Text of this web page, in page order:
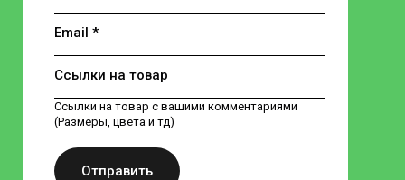
Email *
Ссылки на товар
Ссылки на товар с вашими комментариями
(Размеры, цвета и тд)
Отправить